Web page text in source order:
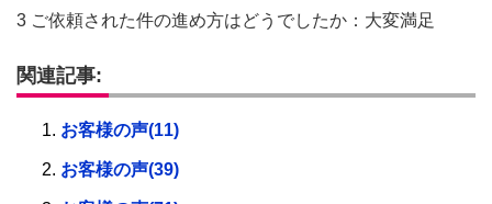
3 ご依頼された件の進め方はどうでしたか：大変満足
関連記事:
お客様の声(11)
お客様の声(39)